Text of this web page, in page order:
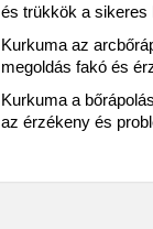
és trükkök a sikeres
Kurkuma az
megoldás fakó és
Kurkuma a
az érzékeny és